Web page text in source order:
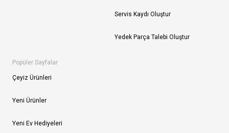
Servis Kaydı Oluştur
Yedek Parça Talebi Oluştur
Popüler Sayfalar
Çeyiz Ürünleri
Yeni Ürünler
Yeni Ev Hediyeleri